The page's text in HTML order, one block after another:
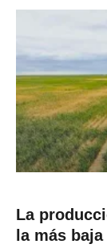
La
la más